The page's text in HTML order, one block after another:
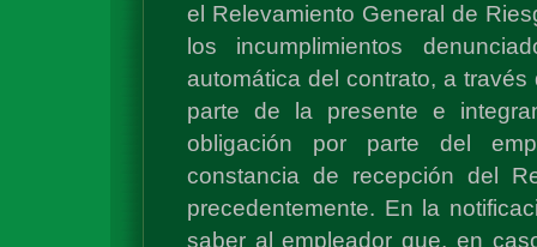
el Relevamiento General de
los incumplimientos
automática del contrato, a
parte de la presente e
obligación por parte del
constancia de recepción del
precedentemente. En la
saber al empleador que, en